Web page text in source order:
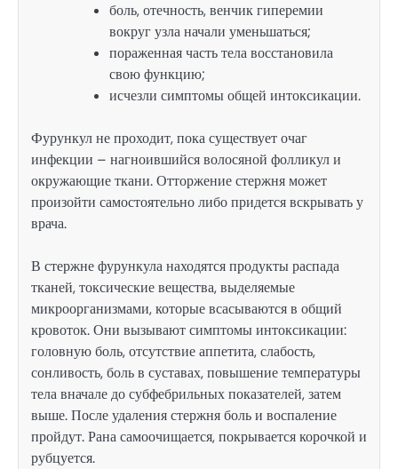
боль, отечность, венчик гиперемии
вокруг узла начали уменьшаться;
пораженная часть тела восстановила
свою функцию;
исчезли симптомы общей интоксикации.
Фурункул не проходит, пока существует очаг
инфекции – нагноившийся волосяной фолликул и
окружающие ткани. Отторжение стержня может
произойти самостоятельно либо придется вскрывать у
врача.
В стержне фурункула находятся продукты распада
тканей, токсические вещества, выделяемые
микроорганизмами, которые всасываются в общий
кровоток. Они вызывают симптомы интоксикации:
головную боль, отсутствие аппетита, слабость,
сонливость, боль в суставах, повышение температуры
тела вначале до субфебрильных показателей, затем
выше. После удаления стержня боль и воспаление
пройдут. Рана самоочищается, покрывается корочкой и
рубцуется.